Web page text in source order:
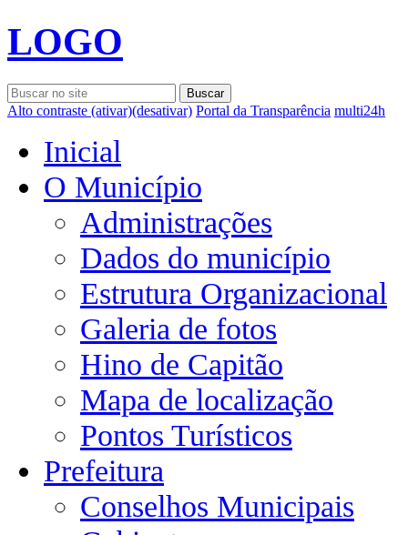
LOGO
Alto contraste (ativar)(desativar) Portal da Transparência multi24h
Inicial
O Município
Administrações
Dados do município
Estrutura Organizacional
Galeria de fotos
Hino de Capitão
Mapa de localização
Pontos Turísticos
Prefeitura
Conselhos Municipais